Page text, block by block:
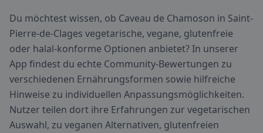
Du möchtest wissen, ob Caveau de Chamoson in Saint-
Pierre-de-Clages vegetarische, vegane, glutenfreie
oder halal-konforme Optionen anbietet? In unserer
App findest du echte Community-Bewertungen zu
verschiedenen Ernährungsformen sowie hilfreiche
Hinweise zu individuellen Anpassungsmöglichkeiten.
Nutzer teilen dort ihre Erfahrungen zur vegetarischen
Auswahl, zu veganen Alternativen, glutenfreien